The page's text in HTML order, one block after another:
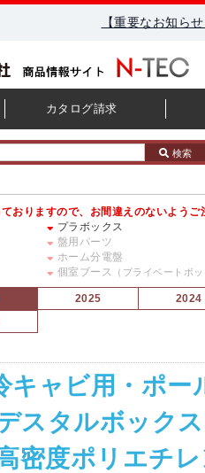
【重要なお知ら
カタログ請求
検索
おりますので、お間違えのないようご
プラボックス
盤用パーツ
ホーム分電盤
個室ブース （プライベートボ
2025
2024
キャビ用・ポー
スタルボックス
密度ポリエチ